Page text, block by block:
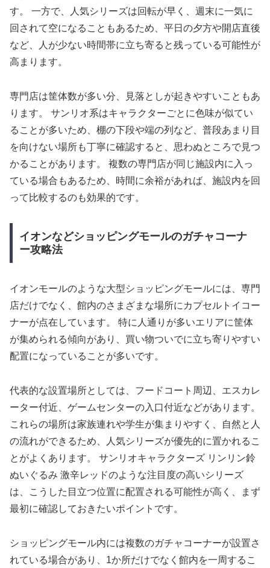
す。 一方で、人気シリーズは回転が早く、週末に一気に
回されて空になることもあるため、平日の夕方や開店直後
など、人が少ない時間帯に立ち寄ると残っている可能性が
高まります。
専門店は筐体数が多い分、見落としが起きやすいこともあ
ります。 サンリオ系はキャラクターごとに色味が似てい
ることが多いため、棚の下段や端の列など、普段あまり目
を向けない場所も丁寧に確認すると、思わぬところで見つ
かることがあります。 複数の専門店が同じ施設内に入っ
ている場合もあるため、時間に余裕があれば、施設内を回
って比較するのも効果的です。
イオンなどショッピングモールのガチャコーナ
ー攻略法
イオンモールのような大型ショッピングモールには、専門
店だけでなく、館内のさまざまな場所にカプセルトイコー
ナーが点在しています。 特に人通りが多いエリアに筐体
が集められる傾向があり、買い物ついでに立ち寄りやすい
配置になっていることが多いです。
代表的な設置場所としては、フードコート周辺、エスカレ
ーター付近、ゲームセンターの入口付近などがあります。
これらの場所は家族連れや学生が集まりやすく、自然と人
の流れができるため、人気シリーズが優先的に置かれるこ
とがよくあります。 サンリオキャラクターズ リンリン鈴
ぬいぐるみ 激辛レッドのような注目度の高いシリーズ
は、こうした目立つ位置に配置される可能性が高く、まず
最初に確認しておきたいポイントです。
ショッピングモール内には複数のガチャコーナーが設置さ
れている場合があり、1か所だけでなく館内を一周するこ